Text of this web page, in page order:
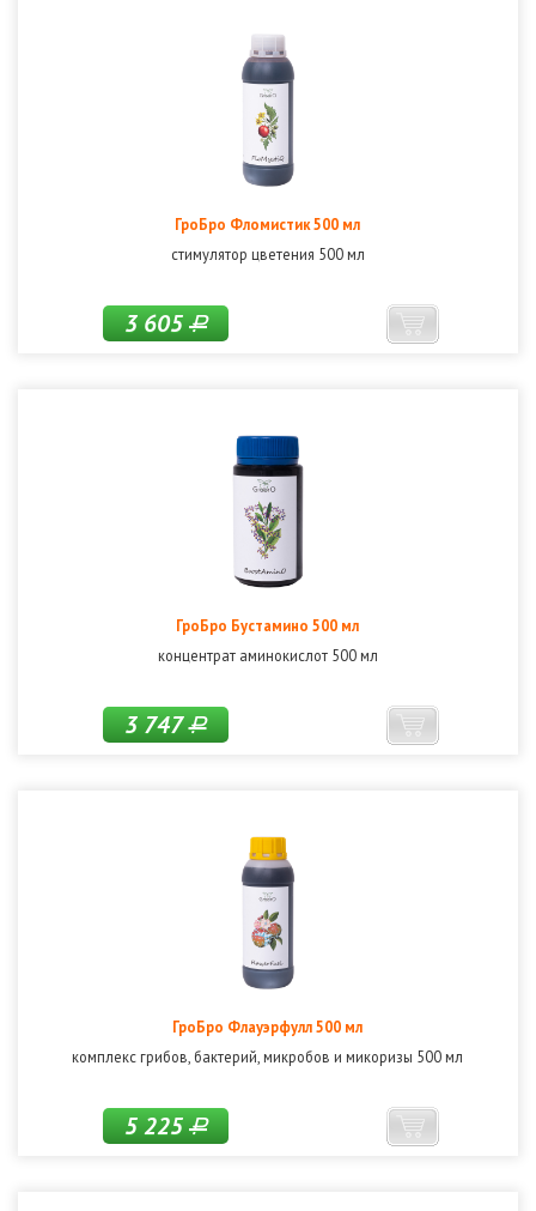
ГроБро Фломистик 500 мл
стимулятор цветения 500 мл
3 605Р
ГроБро Бустамино 500 мл
концентрат аминокислот 500 мл
3 747Р
ГроБро Флауэрфулл 500 мл
комплекс грибов, бактерий, микробов и микоризы 500 мл
5 225Р